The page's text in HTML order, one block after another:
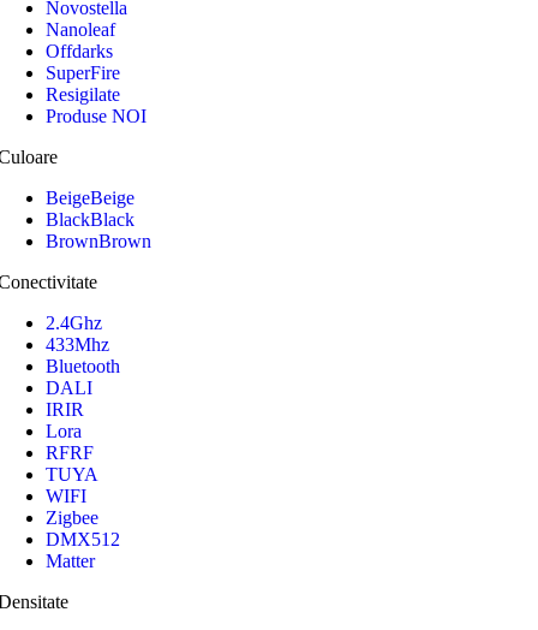
Novostella
Nanoleaf
Offdarks
SuperFire
Resigilate
Produse NOI
BeigeBeige
BlackBlack
BrownBrown
2.4Ghz
433Mhz
Bluetooth
DALI
IRIR
Lora
RFRF
TUYA
WIFI
Zigbee
DMX512
Matter